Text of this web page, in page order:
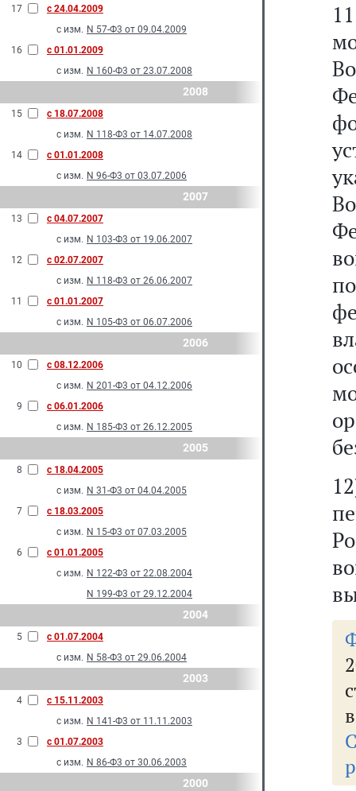
17
с 24.04.2009
с изм. N 57-Ф3 от 09.04.2009
16
с 01.01.2009
с изм. N 160-Ф3 от 23.07.2008
2008
15
с 18.07.2008
с изм. N 118-Ф3 от 14.07.2008
14
с 01.01.2008
с изм. N 96-Ф3 от 03.07.2006
2007
13
с 04.07.2007
с изм. N 103-Ф3 от 19.06.2007
12
с 02.07.2007
с изм. N 118-Ф3 от 26.06.2007
11
с 01.01.2007
с изм. N 105-Ф3 от 06.07.2006
2006
10
с 08.12.2006
с изм. N 201-Ф3 от 04.12.2006
9
с 06.01.2006
с изм. N 185-Ф3 от 26.12.2005
2005
8
с 18.04.2005
с изм. N 31-Ф3 от 04.04.2005
7
с 18.03.2005
с изм. N 15-Ф3 от 07.03.2005
6
с 01.01.2005
с изм. N 122-Ф3 от 22.08.2004
N 199-Ф3 от 29.12.2004
2004
5
с 01.07.2004
с изм. N 58-Ф3 от 29.06.2004
2003
4
с 15.11.2003
с изм. N 141-Ф3 от 11.11.2003
3
с 01.07.2003
с изм. N 86-Ф3 от 30.06.2003
2000